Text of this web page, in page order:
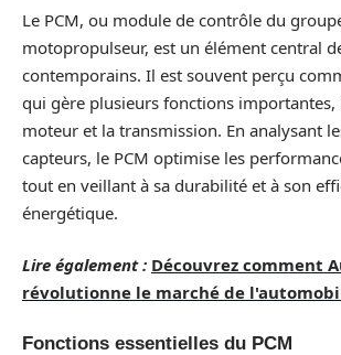
Le PCM, ou module de contrôle du
motopropulseur, est un élément central
contemporains. Il est souvent perçu
qui gère plusieurs fonctions
moteur et la transmission. En analysant
capteurs, le PCM optimise les
tout en veillant à sa durabilité et à son
énergétique.
Lire également : Découvrez comment
révolutionne le marché de
Fonctions essentielles du PCM